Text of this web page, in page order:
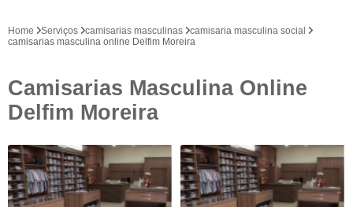
Home Serviços camisarias masculinas
camisaria masculina social
camisarias masculina online Delfim Moreira
Camisarias Masculina Online
Delfim Moreira